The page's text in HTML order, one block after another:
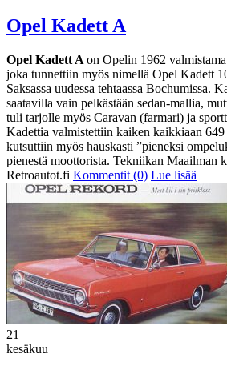
Opel Kadett A
Opel Kadett A on Opelin 1962
joka tunnettiin myös nimellä Opel Kadett
Saksassa uudessa tehtaassa Bochumissa.
saatavilla vain pelkästään sedan-mallia,
tuli tarjolle myös Caravan (farmari) ja
Kadettia valmistettiin kaiken kaikkiaan
kutsuttiin myös hauskasti ”pieneksi
pienestä moottorista. Tekniikan Maailman
Retroautot.fi Kommentit (0) Lue lisää
21
kesäkuu